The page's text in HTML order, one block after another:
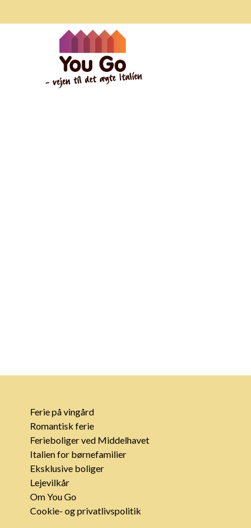
Ferie på vingård
Romantisk ferie
Ferieboliger ved Middelhavet
Italien for børnefamilier
Eksklusive boliger
Lejevilkår
Om You Go
Cookie- og privatlivspolitik